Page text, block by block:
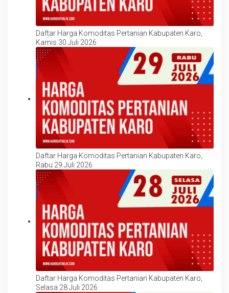
Daftar Harga Komoditas Pertanian Kabupaten Karo,
Kamis 30 Juli 2026
Daftar Harga Komoditas Pertanian Kabupaten Karo,
Rabu 29 Juli 2026
Daftar Harga Komoditas Pertanian Kabupaten Karo,
Selasa 28 Juli 2026